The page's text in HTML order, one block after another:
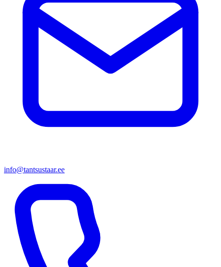
info@tantsustaar.ee